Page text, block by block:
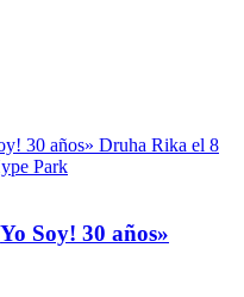
30 años» Druha Rika el 8
Park
Soy! 30 años»